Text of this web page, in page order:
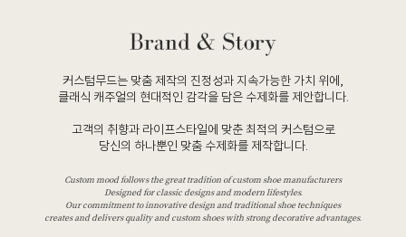
커스텀무드는 맞춤 제작의 진정성과 지속가능한 가치 위에,
클래식 캐주얼의 현대적인 감각을 담은 수제화를 제안합니다.
고객의 취향과 라이프스타일에 맞춘 최적의 커스텀으로
당신의 하나뿐인 맞춤 수제화를 제작합니다.
Custom mood follows the great tradition of custom shoe manufacturers
Designed for classic designs and modern lifestyles.
Our commitment to innovative design and traditional shoe techniques
creates and delivers quality and custom shoes with strong decorative advantages.